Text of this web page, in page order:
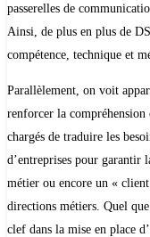
passerelles de
Ainsi, de plus en plus de
compétence, technique et
Parallèlement, on voit
renforcer la compréhension
chargés de traduire les
d’entreprises pour garantir
métier ou encore un «
directions métiers. Quel
clef dans la mise en place